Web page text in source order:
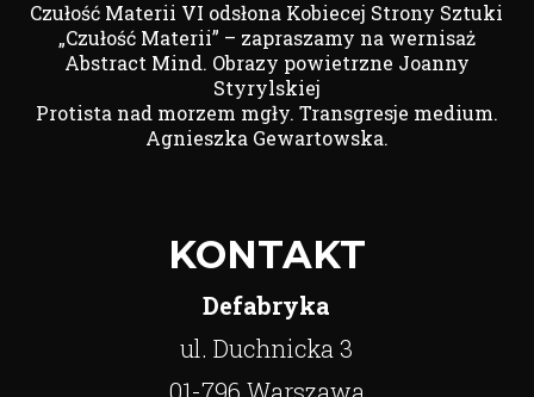
Czułość Materii VI odsłona Kobiecej Strony Sztuki
„Czułość Materii” – zapraszamy na wernisaż
Abstract Mind. Obrazy powietrzne Joanny
Styrylskiej
Protista nad morzem mgły. Transgresje medium.
Agnieszka Gewartowska.
KONTAKT
Defabryka
ul. Duchnicka 3